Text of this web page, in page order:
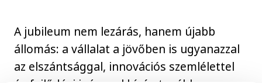
A jubileum nem lezárás, hanem újabb
állomás: a vállalat a jövőben is ugyanazzal
az elszántsággal, innovációs szemlélettel